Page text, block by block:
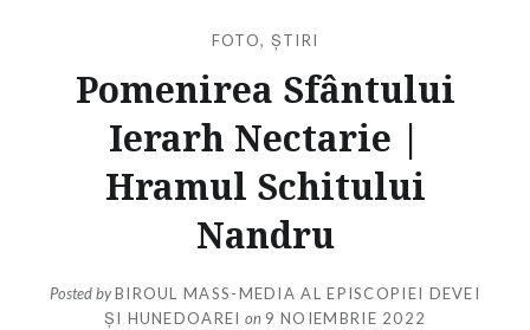
FOTO, ȘTIRI
Pomenirea Sfântului
Ierarh Nectarie |
Hramul Schitului
Nandru
Posted byBIROUL MASS-MEDIA AL EPISCOPIEI DEVEI
ȘI HUNEDOAREI on 9 NOIEMBRIE 2022